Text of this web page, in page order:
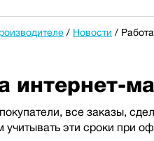
/ Новости /
интернет-
все заказы,
учитывать эти сроки при